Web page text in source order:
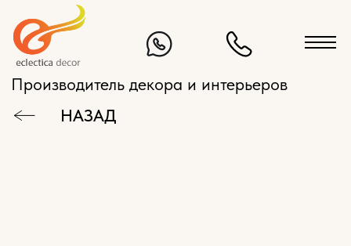
НАЗАД
Производитель декора и интерьеров